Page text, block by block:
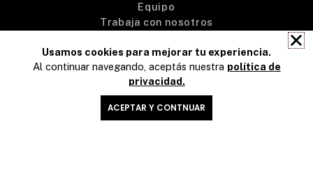
Contacto Busco Empleo
Equipo
Trabaja con nosotros
Contacto
© 2026 Advice – Todos los derechos reservados
Ver Términos y Condiciones
Usamos cookies para mejorar tu experiencia.
Al continuar navegando, aceptás nuestra política de
privacidad.
ACEPTAR Y CONTNUAR